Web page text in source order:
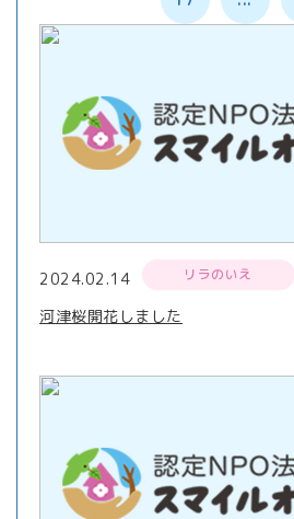
2024.02.14 リラのいえ
河津桜開花しました